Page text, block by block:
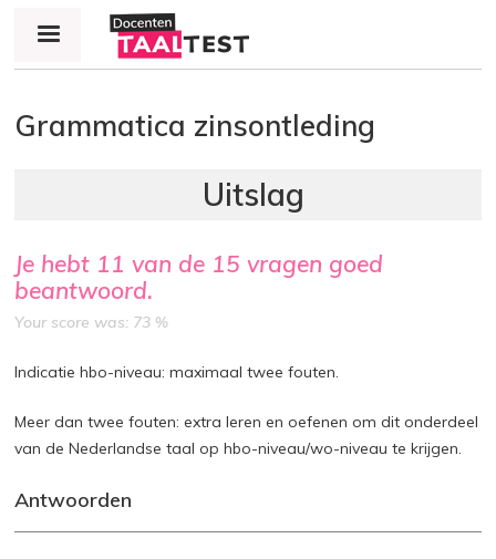
Grammatica zinsontleding
Je hebt 11 van de 15 vragen goed
beantwoord.
Your score was: 73 %
Indicatie hbo-niveau: maximaal twee fouten.
Meer dan twee fouten: extra leren en oefenen om dit onderdeel
van de Nederlandse taal op hbo-niveau/wo-niveau te krijgen.
Antwoorden